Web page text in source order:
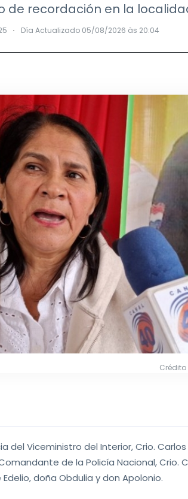
de recordación en la
Día Actualizado 05/08/2026 às 20:04
del Viceministro del Interior, Crio.
de la Policía Nacional, Crio.
doña Obdulia y don Apolonio.